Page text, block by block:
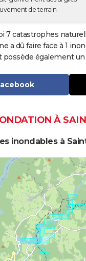
de terrain
7 catastrophes
a dû faire face à 1
possède également
À
inondables à